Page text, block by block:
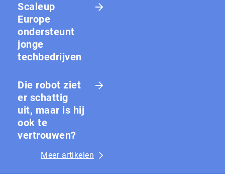
Scaleup
Europe
ondersteunt
jonge
techbedrijven
Die robot ziet
er schattig
uit, maar is hij
ook te
vertrouwen?
Meer artikelen